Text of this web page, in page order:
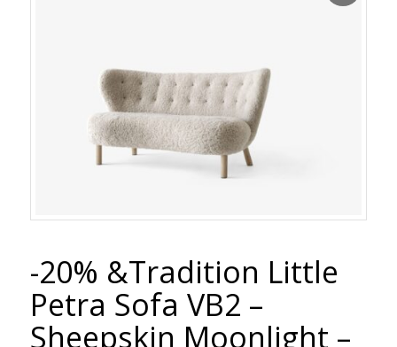
-20% &Tradition Little
Petra Sofa VB2 –
Sheepskin Moonlight –